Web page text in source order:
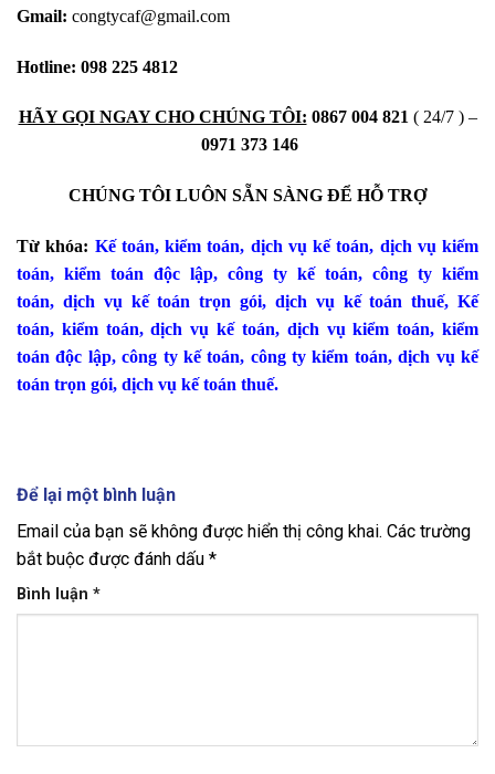
Gmail: congtycaf@gmail.com
Hotline: 098 225 4812
HÃY GỌI NGAY CHO CHÚNG TÔI: 0867 004 821( 24/7 ) –
0971 373 146
CHÚNG TÔI LUÔN SẴN SÀNG ĐỂ HỖ TRỢ
Từ khóa: Kế toán, kiểm toán, dịch vụ kế toán, dịch vụ kiểm
toán, kiểm toán độc lập, công ty kế toán, công ty kiểm
toán, dịch vụ kế toán trọn gói, dịch vụ kế toán thuế,Kế
toán, kiểm toán,dịch vụ kế toán, dịch vụ kiểm toán,kiểm
toán độc lập,công ty kế toán, công ty kiểm toán,dịch vụ kế
toán trọn gói, dịch vụ kế toán thuế.
Để lại một bình luận
Email của bạn sẽ không được hiển thị công khai. Các trường
bắt buộc được đánh dấu *
Bình luận *